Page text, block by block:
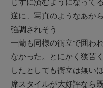
じずに済むようになってる
逆に、写真のようなあか
強調されそう
一蘭も同様の衝立で囲わ
なかった。とにかく狭苦
したとしても衝立は無い
席スタイルが大好評なら